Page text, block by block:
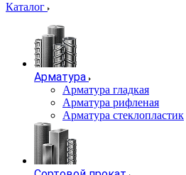
Каталог
Арматура
Арматура гладкая
Арматура рифленая
Арматура стеклопластик